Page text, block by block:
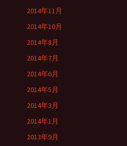
2014年11月
2014年10月
2014年8月
2014年7月
2014年6月
2014年5月
2014年3月
2014年1月
2013年9月